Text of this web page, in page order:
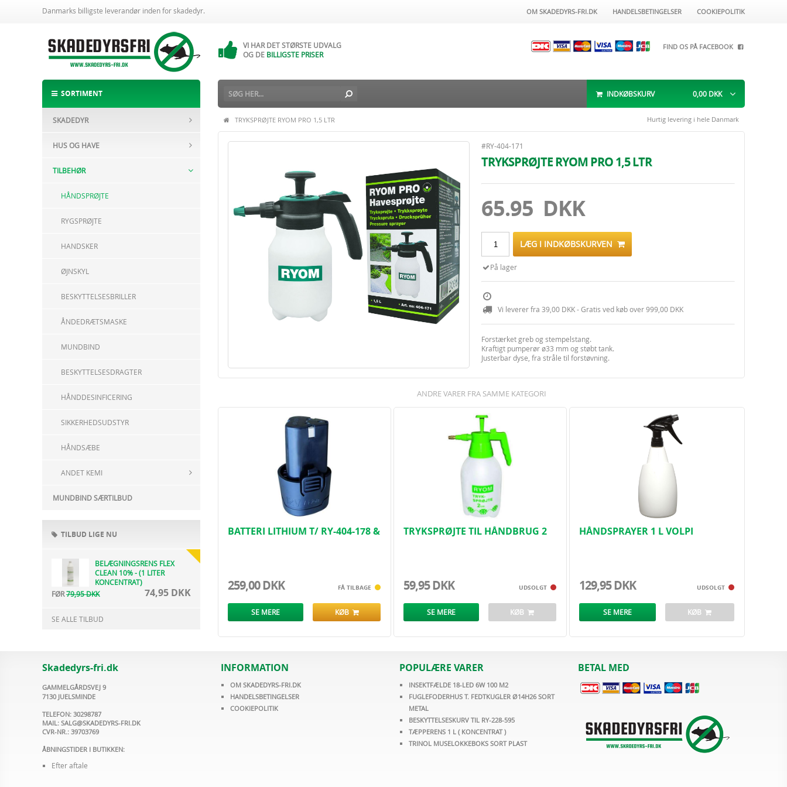
Danmarks billigste leverandør inden for skadedyr. OM SKADEDYRS-FRI.DK HANDELSBETINGELSER COOKIEPOLITIK
VI HAR DET STØRSTE UDVALG
OG DE BILLIGSTE PRISER
FIND OS PÅ FACEBOOK
SORTIMENT INDKØBSKURV 0,00 DKK
SKADEDYR
HUS OG HAVE
TILBEHØR
HÅNDSPRØJTE
RYGSPRØJTE
HANDSKER
ØJNSKYL
BESKYTTELSESBRILLER
ÅNDEDRÆTSMASKE
MUNDBIND
BESKYTTELSESDRAGTER
HÅNDDESINFICERING
SIKKERHEDSUDSTYR
HÅNDSÆBE
ANDET KEMI
MUNDBIND SÆRTILBUD
TILBUD LIGE NU
BELÆGNINGSRENS FLEX
CLEAN 10% - (1 LITER
KONCENTRAT)
FØR79,95 DKK 74,95 DKK
SE ALLE TILBUD
TRYKSPRØJTE RYOM PRO 1,5 LTR Hurtig levering i hele Danmark
#RY-404-171
TRYKSPRØJTE RYOM PRO 1,5 LTR
65.95 DKK
LÆG I INDKØBSKURVEN
På lager
Vi leverer fra 39,00 DKK - Gratis ved køb over 999,00 DKK
Forstærket greb og stempelstang.
Kraftigt pumperør ø33 mm og støbt tank.
Justerbar dyse, fra stråle til forstøvning.
ANDRE VARER FRA SAMME KATEGORI
BATTERI LITHIUM T/ RY-404-178 &
259,00 DKK FÅ TILBAGE
SE MERE KØB
TRYKSPRØJTE TIL HÅNDBRUG 2
59,95 DKK UDSOLGT
SE MERE KØB
HÅNDSPRAYER 1 L VOLPI
129,95 DKK UDSOLGT
SE MERE KØB
Skadedyrs-fri.dk
GAMMELGÅRDSVEJ 9
7130 JUELSMINDE
TELEFON: 30298787
MAIL: SALG@SKADEDYRS-FRI.DK
CVR-NR.: 39703769
ÅBNINGSTIDER I BUTIKKEN:
Efter aftale
INFORMATION
OM SKADEDYRS-FRI.DK
HANDELSBETINGELSER
COOKIEPOLITIK
POPULÆRE VARER
INSEKTFÆLDE 18-LED 6W 100 M2
FUGLEFODERHUS T. FEDTKUGLER Ø14H26 SORT
METAL
BESKYTTELSESKURV TIL RY-228-595
TÆPPERENS 1 L ( KONCENTRAT )
TRINOL MUSELOKKEBOKS SORT PLAST
BETAL MED